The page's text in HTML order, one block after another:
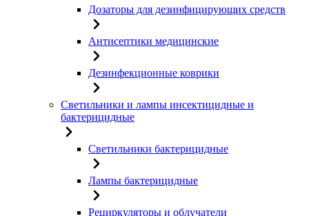
Дозаторы для дезинфицирующих средств
Антисептики медицинские
Дезинфекционные коврики
Светильники и лампы инсектицидные и
бактерицидные
Светильники бактерицидные
Лампы бактерицидные
Рециркуляторы и облучатели